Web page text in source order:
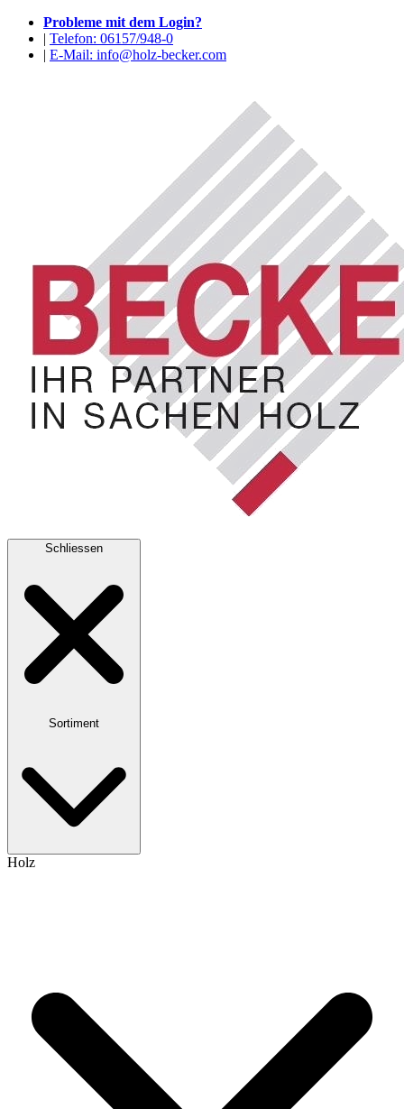
Probleme mit dem Login?
| Telefon: 06157/948-0
| E-Mail: info@holz-becker.com
Schliessen
Sortiment
Holz